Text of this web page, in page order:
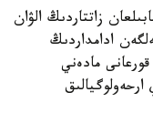
زاتتاردىڭ الۋان
ادامداردىڭ
مادەني